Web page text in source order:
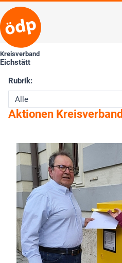
Kreisverband
Eichstätt
Rubrik:
Aktionen